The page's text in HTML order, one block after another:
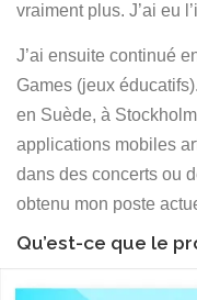
vraiment plus. J’ai eu
J’ai ensuite continué
Games (jeux
en Suède, à
applications mobiles
dans des concerts ou
obtenu mon poste
Qu’est-ce que le